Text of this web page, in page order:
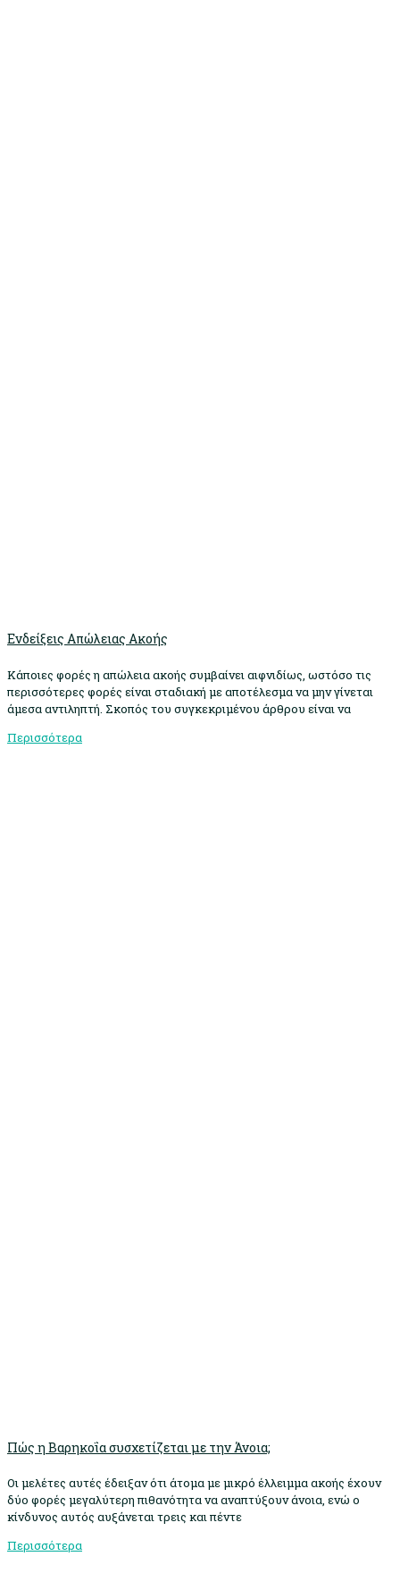
Ενδείξεις Απώλειας Ακοής
Κάποιες φορές η απώλεια ακοής συμβαίνει αιφνιδίως, ωστόσο τις
περισσότερες φορές είναι σταδιακή με αποτέλεσμα να μην γίνεται
άμεσα αντιληπτή. Σκοπός του συγκεκριμένου άρθρου είναι να
Περισσότερα
Πώς η Βαρηκοΐα συσχετίζεται με την Άνοια;
Οι μελέτες αυτές έδειξαν ότι άτομα με μικρό έλλειμμα ακοής έχουν
δύο φορές μεγαλύτερη πιθανότητα να αναπτύξουν άνοια, ενώ ο
κίνδυνος αυτός αυξάνεται τρεις και πέντε
Περισσότερα